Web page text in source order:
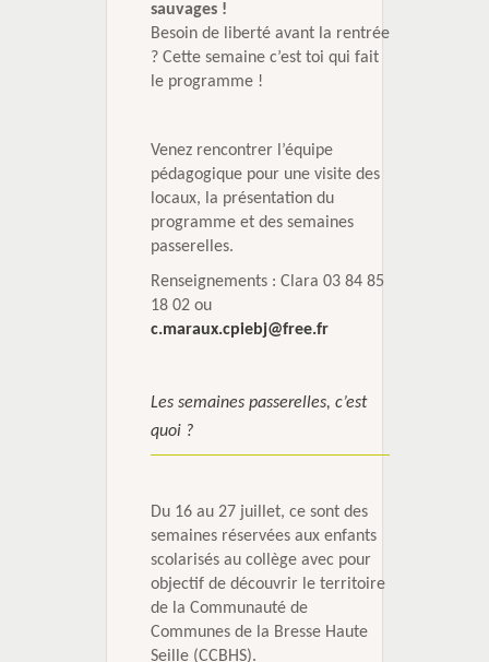
sauvages !
Besoin de liberté avant la rentrée
? Cette semaine c’est toi qui fait
le programme !
Venez rencontrer l’équipe
pédagogique pour une visite des
locaux, la présentation du
programme et des semaines
passerelles.
Renseignements : Clara 03 84 85
18 02 ou
c.maraux.cpiebj@free.fr
Les semaines passerelles, c’est
quoi ?
Du 16 au 27 juillet, ce sont des
semaines réservées aux enfants
scolarisés au collège avec pour
objectif de découvrir le territoire
de la Communauté de
Communes de la Bresse Haute
Seille (CCBHS).